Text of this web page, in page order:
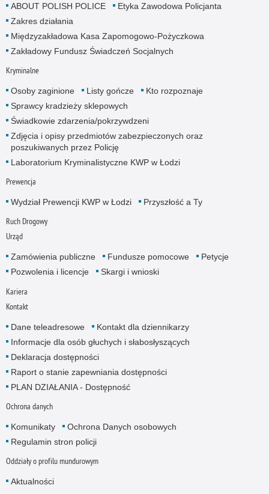
ABOUT POLISH POLICE
Etyka Zawodowa Policjanta
Zakres działania
Międzyzakładowa Kasa Zapomogowo-Pożyczkowa
Zakładowy Fundusz Świadczeń Socjalnych
Kryminalne
Osoby zaginione Listy gończe
Kto rozpoznaje
Sprawcy kradzieży sklepowych
Świadkowie zdarzenia/pokrzywdzeni
Zdjęcia i opisy przedmiotów zabezpieczonych oraz
poszukiwanych przez Policję
Laboratorium Kryminalistyczne KWP w Łodzi
Prewencja
Wydział Prewencji KWP w Łodzi Przyszłość a Ty
Ruch Drogowy
Urząd
Zamówienia publiczne Fundusze pomocowe
Petycje
Pozwolenia i licencje
Skargi i wnioski
Kariera
Kontakt
Dane teleadresowe
Kontakt dla dziennikarzy
Informacje dla osób głuchych i słabosłyszących
Deklaracja dostępności
Raport o stanie zapewniania dostępności
PLAN DZIAŁANIA - Dostępność
Ochrona danych
Komunikaty
Ochrona Danych osobowych
Regulamin stron policji
Oddziały o profilu mundurowym
Aktualności